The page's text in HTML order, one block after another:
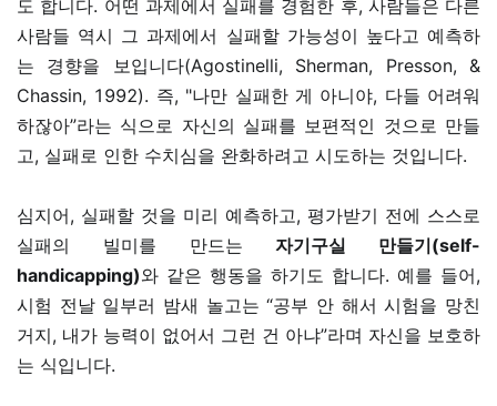
도 합니다. 어떤 과제에서 실패를 경험한 후, 사람들은 다른
사람들 역시 그 과제에서 실패할 가능성이 높다고 예측하
는 경향을 보입니다(Agostinelli, Sherman, Presson, &
Chassin, 1992). 즉, "나만 실패한 게 아니야, 다들 어려워
하잖아”라는 식으로 자신의 실패를 보편적인 것으로 만들
고, 실패로 인한 수치심을 완화하려고 시도하는 것입니다.
심지어, 실패할 것을 미리 예측하고, 평가받기 전에 스스로
실패의 빌미를 만드는자기구실 만들기(self-
handicapping)와 같은 행동을 하기도 합니다. 예를 들어,
시험 전날 일부러 밤새 놀고는 “공부 안 해서 시험을 망친
거지, 내가 능력이 없어서 그런 건 아냐”라며 자신을 보호하
는 식입니다.